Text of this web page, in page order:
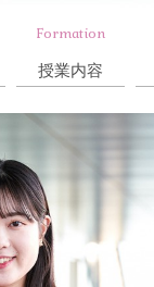
Formation
授業内容